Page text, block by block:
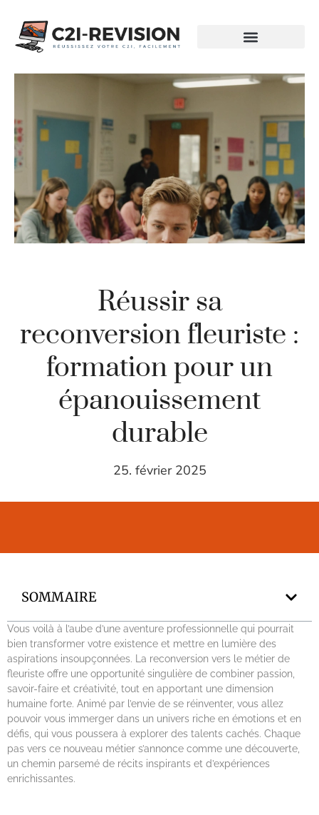
Réussir sa
reconversion fleuriste :
formation pour un
épanouissement
durable
25. février 2025
SOMMAIRE
Vous voilà à l’aube d’une aventure professionnelle qui pourrait
bien transformer votre existence et mettre en lumière des
aspirations insoupçonnées. La reconversion vers le métier de
fleuriste offre une opportunité singulière de combiner passion,
savoir-faire et créativité, tout en apportant une dimension
humaine forte. Animé par l’envie de se réinventer, vous allez
pouvoir vous immerger dans un univers riche en émotions et en
défis, qui vous poussera à explorer des talents cachés. Chaque
pas vers ce nouveau métier s’annonce comme une découverte,
un chemin parsemé de récits inspirants et d’expériences
enrichissantes.